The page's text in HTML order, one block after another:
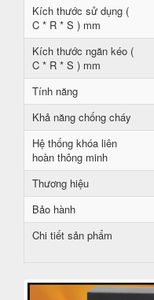
Kích thước sử dụng (
C * R * S ) mm
Kích thước ngăn kéo (
C * R * S ) mm
Tính năng
Khả năng chống cháy
Hệ thống khóa liên
hoàn thông minh
Thương hiệu
Bảo hành
Chi tiết sản phẩm